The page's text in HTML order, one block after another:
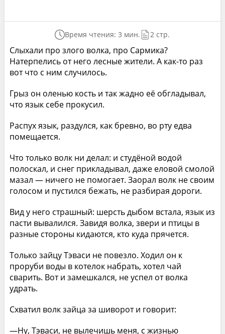
Время чтения: 3 мин. 2 стр.
Слыхали про злого волка, про Сармика?
Натерпелись от него лесные жители. А как-то раз
вот что с ним случилось.
Грыз он оленью кость и так жадно её обгладывал,
что язык себе прокусил.
Распух язык, раздулся, как бревно, во рту едва
помещается.
Что только волк ни делал: и студёной водой
полоскал, и снег прикладывал, даже еловой смолой
мазал — ничего не помогает. Заорал волк не своим
голосом и пустился бежать, не разбирая дороги.
Вид у него страшный: шерсть дыбом встала, язык из
пасти вывалился. Завидя волка, звери и птицы в
разные стороны кидаются, кто куда прячется.
Только зайцу Тэваси не повезло. Ходил он к
проруби воды в котелок набрать, хотел чай
сварить. Вот и замешкался, не успел от волка
удрать.
Схватил волк зайца за шиворот и говорит:
—Ну, Тэваси, не вылечишь меня, с жизнью